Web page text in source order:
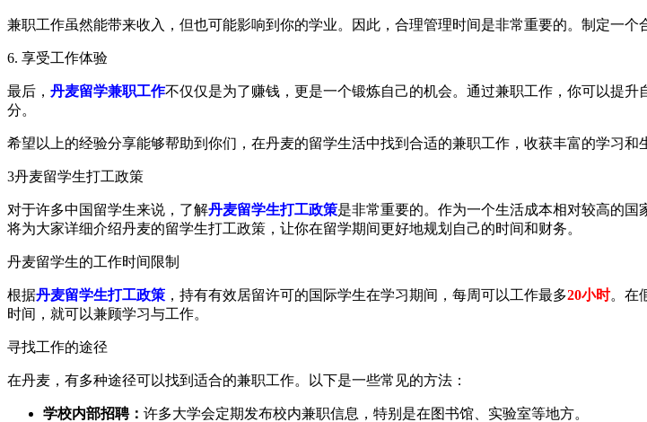
兼职工作虽然能带来收入，但也可能影响到你的学业。因此，合理管理时间是非常重要的。制定一
6. 享受工作体验
最后， 丹麦留学兼职工作不仅仅是为了赚钱，更是一个锻炼自己的机会。通过兼职工作，你可以提
分。
希望以上的经验分享能够帮助到你们，在丹麦的留学生活中找到合适的兼职工作，收获丰富的学习和
3丹麦留学生打工政策
对于许多中国留学生来说，了解丹麦留学生打工政策是非常重要的。作为一个生活成本相对较高的
将为大家详细介绍丹麦的留学生打工政策，让你在留学期间更好地规划自己的时间和财务。
丹麦留学生的工作时间限制
根据丹麦留学生打工政策 ，持有有效居留许可的国际学生在学习期间，每周可以工作最多20小时。在
时间，就可以兼顾学习与工作。
寻找工作的途径
在丹麦，有多种途径可以找到适合的兼职工作。以下是一些常见的方法：
学校内部招聘： 许多大学会定期发布校内兼职信息，特别是在图书馆、实验室等地方。